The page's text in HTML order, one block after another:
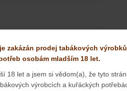
zakázán prodej tabákových
osobám mladším 18 let.
18 let a jsem si vědom(a), že tyto
výrobcích a kuřáckých